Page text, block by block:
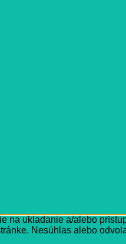
ukladanie a/alebo
Nesúhlas alebo